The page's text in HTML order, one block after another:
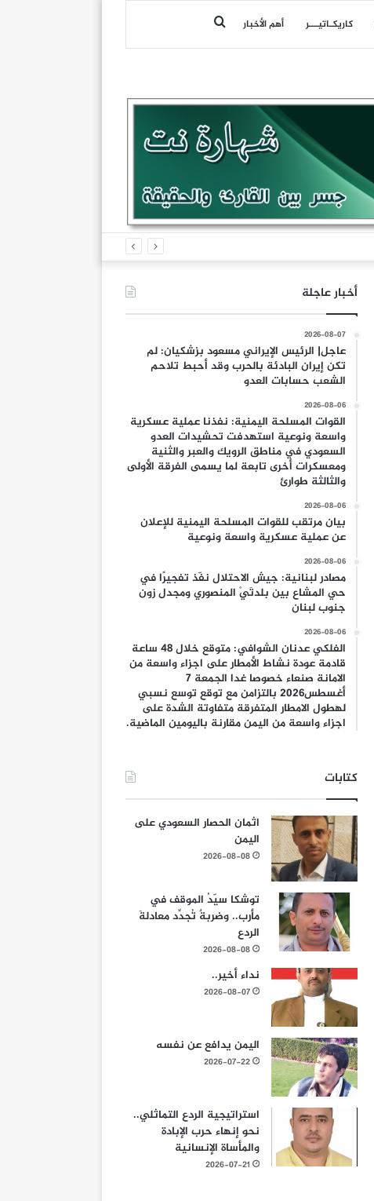
كاريكـاتيـــر أهم الأخبار بحث
أخبار عاجلة
2026-08-07
عاجل| الرئيس الإيراني مسعود بزشكيان: لم
تكن إيران البادئة بالحرب وقد أحبط تلاحم
الشعب حسابات العدو
2026-08-06
القوات المسلحة اليمنية: نفذنا عملية عسكرية
واسعة ونوعية استهدفت تحشيدات العدو
السعودي في مناطق الرويك والعبر والثنية
ومعسكرات أخرى تابعة لما يسمى الفرقة الأولى
والثالثة طوارئ
2026-08-06
بيان مرتقب للقوات المسلحة اليمنية للإعلان
عن عملية عسكرية واسعة ونوعية
2026-08-06
مصادر لبنانية: جيش الاحتلال نفّذ تفجيرًا في
حي المشاع بين بلدتَيْ المنصوري ومجدل زون
جنوب لبنان
2026-08-06
الفلكي عدنان الشوافي: متوقع خلال 48 ساعة
قادمة عودة نشاط الأمطار على اجزاء واسعة من
الامانة صنعاء خصوصا غدا الجمعة 7
أغسطس2026 بالتزامن مع توقع توسع نسبي
لهطول الامطار المتفرقة متفاوتة الشدة على
اجزاء واسعة من اليمن مقارنة باليومين الماضية.
كتابات
اثمان الحصار السعودي على
اليمن
2026-08-08
توشكا سيّدُ الموقف في
مأرب.. وضربةٌ تُجدِّد معادلةَ
الردع
2026-08-08
نداء أخير..
2026-08-07
اليمن يدافع عن نفسه
2026-07-22
استراتيجية الردع التماثلي..
نحو إنهاء حرب الإبادة
والمأساة الإنسانية
2026-07-21